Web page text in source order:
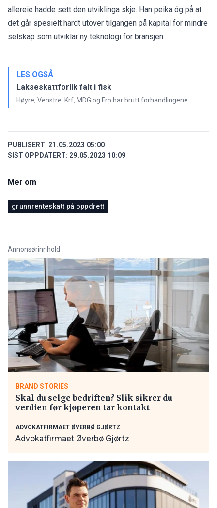
allereie hadde sett den utviklinga skje. Han peika óg på at
det går spesielt hardt utover tilgangen på kapital for mindre
selskap som utviklar ny teknologi for bransjen.
LES OGSÅ
Lakseskattforlik falt i fisk
Høyre, Venstre, Krf, MDG og Frp har brutt forhandlingene.
PUBLISERT: 21.05.2023 05:00
SIST OPPDATERT: 29.05.2023 10:09
Mer om
grunnrenteskatt på oppdrett
Annonsørinnhold
BRAND STORIES
Skal du selge bedriften? Slik sikrer du
verdien før kjøperen tar kontakt
ADVOKATFIRMAET ØVERBØ GJØRTZ
Advokatfirmaet Øverbø Gjørtz